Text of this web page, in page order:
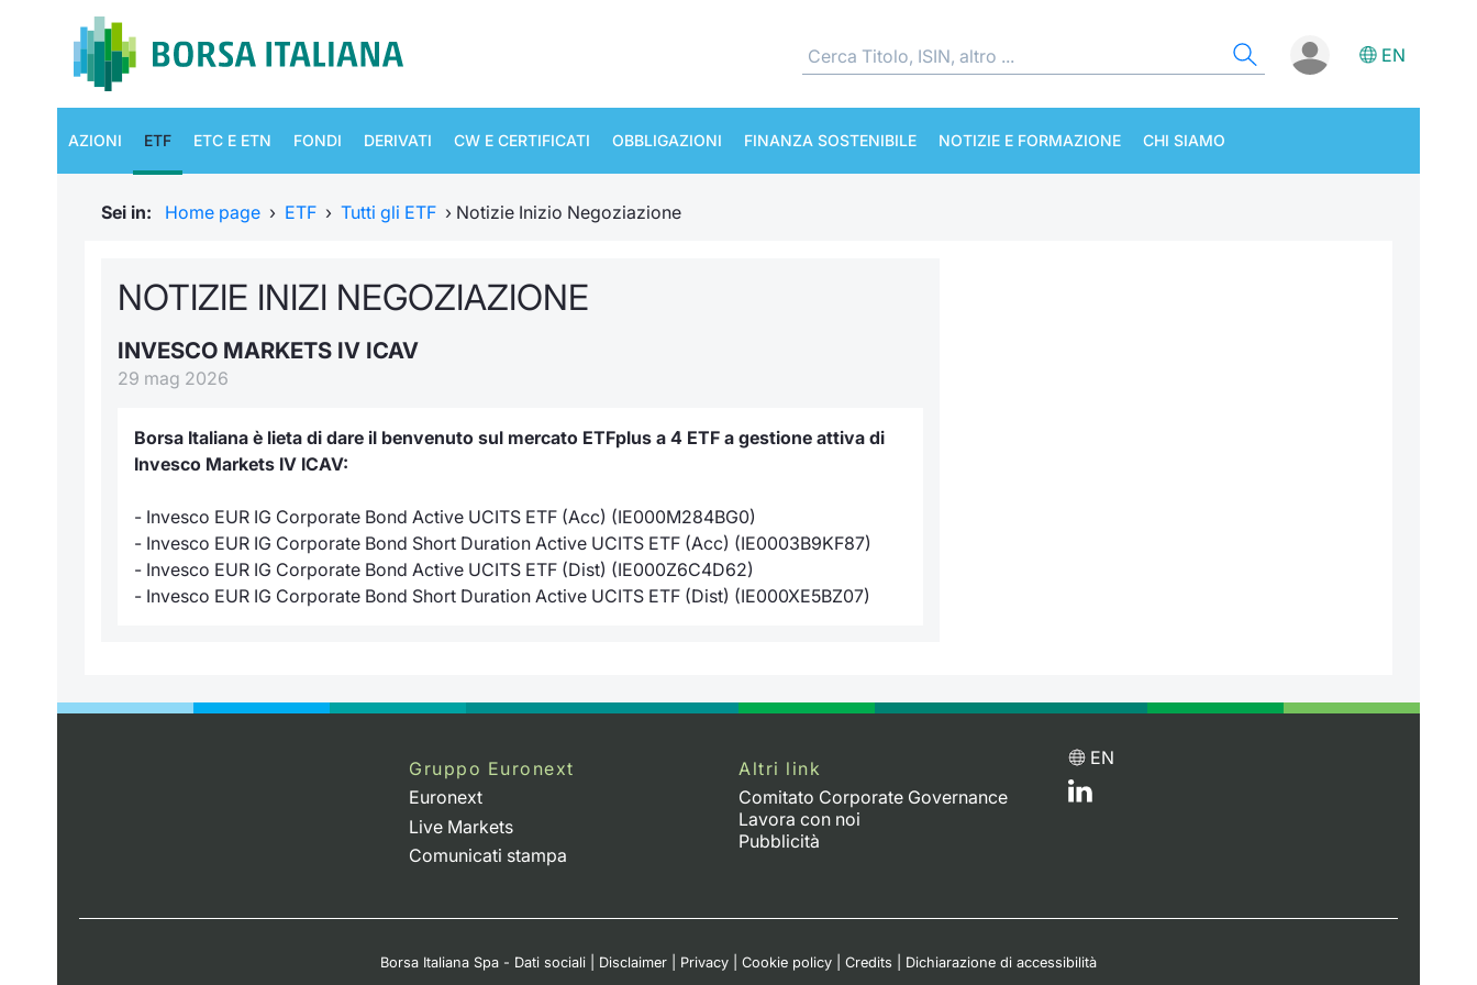
EN
AZIONI ETF ETC E ETN FONDI DERIVATI CW E CERTIFICATI OBBLIGAZIONI FINANZA SOSTENIBILE NOTIZIE E FORMAZIONE CHI SIAMO
Sei in: Home page › ETF › Tutti gli ETF › Notizie Inizio Negoziazione
NOTIZIE INIZI NEGOZIAZIONE
INVESCO MARKETS IV ICAV
29 mag 2026
Borsa Italiana è lieta di dare il benvenuto sul mercato ETFplus a 4 ETF a gestione attiva di
Invesco Markets IV ICAV:
- Invesco EUR IG Corporate Bond Active UCITS ETF (Acc) (IE000M284BG0)
- Invesco EUR IG Corporate Bond Short Duration Active UCITS ETF (Acc) (IE0003B9KF87)
- Invesco EUR IG Corporate Bond Active UCITS ETF (Dist) (IE000Z6C4D62)
- Invesco EUR IG Corporate Bond Short Duration Active UCITS ETF (Dist) (IE000XE5BZ07)
Gruppo Euronext
Euronext
Live Markets
Comunicati stampa
Altri link
Comitato Corporate Governance
Lavora con noi
Pubblicità
EN
Borsa Italiana Spa - Dati sociali Disclaimer Privacy Cookie policy Credits Dichiarazione di accessibilità